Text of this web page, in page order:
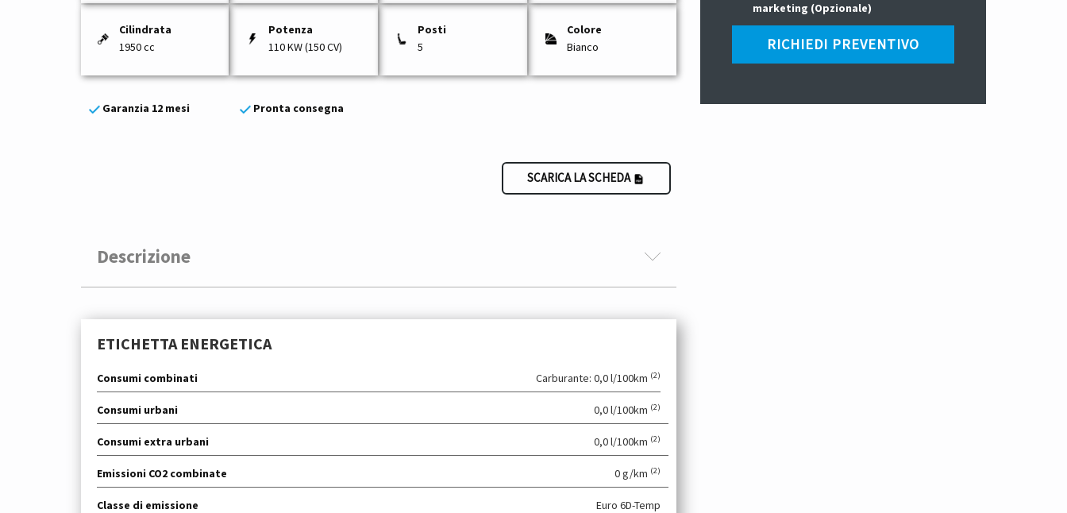
Cilindrata
1950 cc
Potenza
110 KW (150 CV)
Posti
5
Colore
Bianco
Garanzia 12 mesi Pronta consegna
SCARICA LA SCHEDA
Descrizione
ETICHETTA ENERGETICA
Carburante: 0,0 l/100km (2)
Consumi combinati
Consumi urbani 0,0 l/100km (2)
0,0 l/100km (2)
Consumi extra urbani
Emissioni CO2 combinate 0 g/km (2)
Classe di emissione Euro 6D-Temp
marketing (Opzionale)
RICHIEDI PREVENTIVO